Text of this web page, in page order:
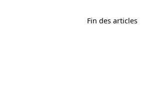
Fin des articles